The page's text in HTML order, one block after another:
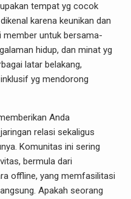
tempat yg cocok
karena keunikan dan
member untuk bersama-
hidup, dan minat yg
latar belakang,
yg mendorong
Anda
relasi sekaligus
Komunitas ini sering
bermula dari
offline, yang memfasilitasi
Apakah seorang